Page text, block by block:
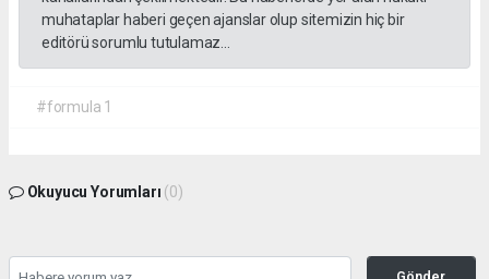
muhataplar haberi geçen ajanslar olup sitemizin hiç bir
editörü sorumlu tutulamaz...
#formula 1
Okuyucu Yorumları (0)
Gönder